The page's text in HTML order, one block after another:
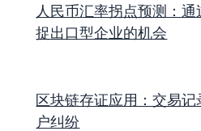
人民币汇率拐点预测：
捉出口型企业的机会
区块链存证应用：交易
户纠纷